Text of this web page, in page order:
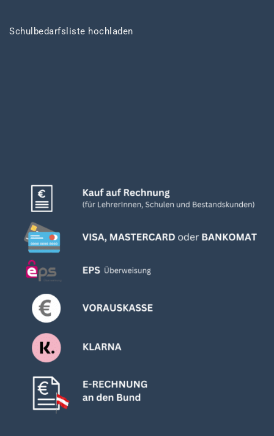
Schulbedarfsliste hochladen